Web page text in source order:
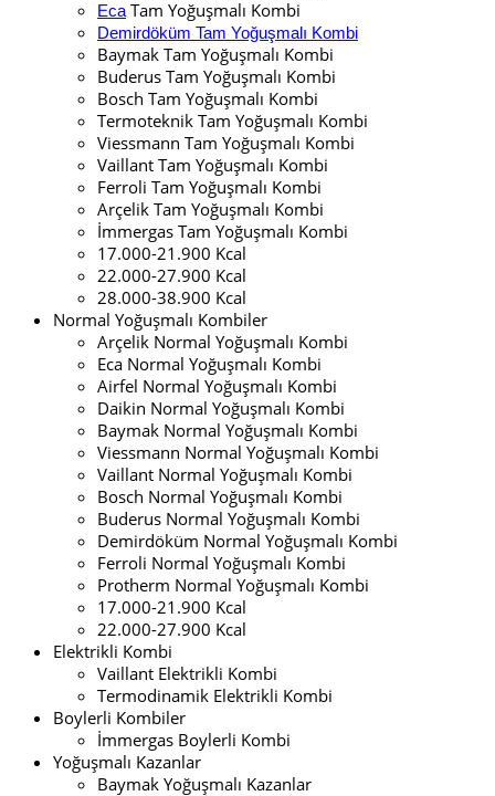
Eca Tam Yoğuşmalı Kombi
Demirdöküm Tam Yoğuşmalı Kombi
Baymak Tam Yoğuşmalı Kombi
Buderus Tam Yoğuşmalı Kombi
Bosch Tam Yoğuşmalı Kombi
Termoteknik Tam Yoğuşmalı Kombi
Viessmann Tam Yoğuşmalı Kombi
Vaillant Tam Yoğuşmalı Kombi
Ferroli Tam Yoğuşmalı Kombi
Arçelik Tam Yoğuşmalı Kombi
İmmergas Tam Yoğuşmalı Kombi
17.000-21.900 Kcal
22.000-27.900 Kcal
28.000-38.900 Kcal
Normal Yoğuşmalı Kombiler
Arçelik Normal Yoğuşmalı Kombi
Eca Normal Yoğuşmalı Kombi
Airfel Normal Yoğuşmalı Kombi
Daikin Normal Yoğuşmalı Kombi
Baymak Normal Yoğuşmalı Kombi
Viessmann Normal Yoğuşmalı Kombi
Vaillant Normal Yoğuşmalı Kombi
Bosch Normal Yoğuşmalı Kombi
Buderus Normal Yoğuşmalı Kombi
Demirdöküm Normal Yoğuşmalı Kombi
Ferroli Normal Yoğuşmalı Kombi
Protherm Normal Yoğuşmalı Kombi
17.000-21.900 Kcal
22.000-27.900 Kcal
Elektrikli Kombi
Vaillant Elektrikli Kombi
Termodinamik Elektrikli Kombi
Boylerli Kombiler
İmmergas Boylerli Kombi
Yoğuşmalı Kazanlar
Baymak Yoğuşmalı Kazanlar